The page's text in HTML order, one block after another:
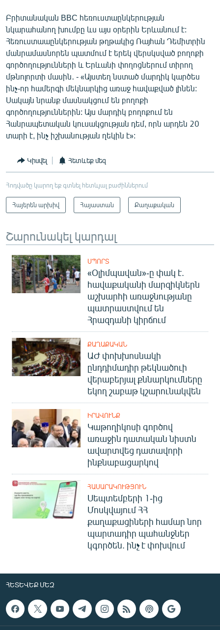
Բրիտանական BBC հեռուստաընկերության
նկարահանող խումբը ևս այս օրերին Երևանում է:
Հեռուստաաընկերության թղթակից Ռայհան Դեմիտրին
մանրամասնորեն պատմում է երեկ վերսկսված բողոքի
գործողությունների և Երևանի փողոցներում տիրող
մթնոլորտի մասին․ - «Այստեղ նստած մարդիկ կարծես
ինչ-որ համերգի մեկնարկից առաջ հավաքված լինեն:
Սակայն նրանք մասնակցում են բողոքի
գործողություններին: Այս մարդիկ բողոքում են
Հանրապետական կուսակցության դեմ, որն արդեն 20
տարի է, ինչ իշխանության ղեկին է»:
Կիսվել Հետևեք մեզ
Հոդվածը կարող եք գտնել հետևյալ բաժիններում
Հայերեն արխիվ Հայաստան Քաղաքական
Շարունակել կարդալ
ՍՊՈՐՏ
«Օլիմպավան»-ը փակ է.
հավաքականի մարզիկներն
աշխարհի առաջնությանը
պատրաստվում են
Հրազդանի կիրճում
ՔԱՂԱՔԱԿԱՆ
ԱԺ փոխխոսնակի
ընդդիմադիր թեկնածուի
վերաբերյալ քննարկումները
եկող շաբաթ կշարունակվեն
ԻՐԱՎՈՒՆՔ
Կաթողիկոսի գործով
առաջին դատական նիստն
ավարտվեց դատավորի
ինքնաբացարկով
ՀԱՍԱՐԱԿՈՒԹՅՈՒՆ
Սեպտեմբերի 1-ից
Մոսկվայում ՀՀ
քաղաքացիների համար նոր
պարտադիր պահանջներ
կգործեն. ինչ է փոխվում
ՀԵՏԵՎԵՔ ՄԵԶ